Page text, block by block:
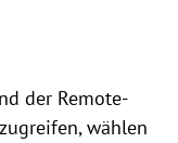
der Remote-
wählen